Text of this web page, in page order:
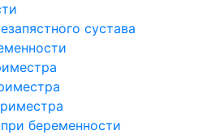
сустава
беременности